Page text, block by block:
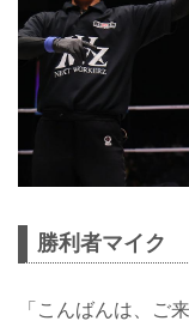
勝利者マイク
「こんばんは、ご